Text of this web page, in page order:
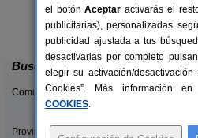
Casa Rural
Las Chouzas
Buscar
Comunidades:
Provincias/Islas:
el botónAceptar activarás el
publicitarias), personalizadas
publicidad ajustada a tus
desactivarlas por completo
elegir su activación/desactivación
Cookies”. Más información
COOKIES.